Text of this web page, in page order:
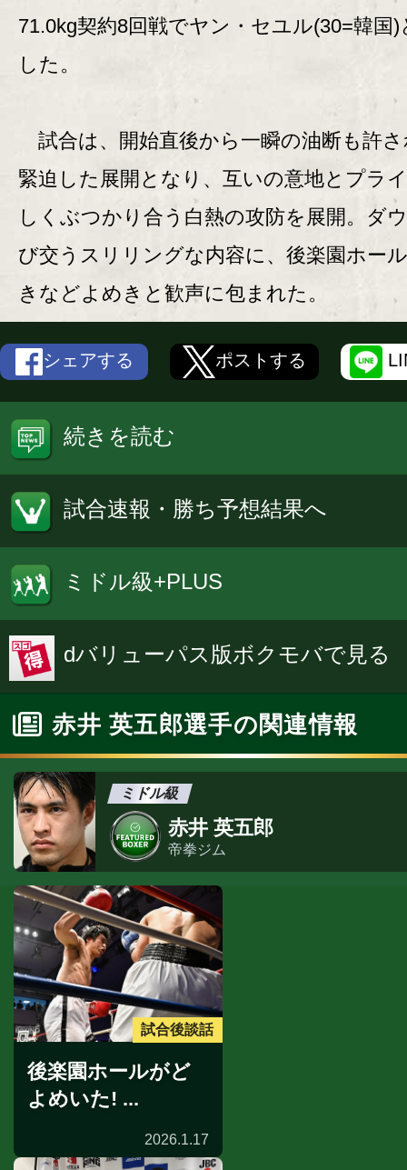
71.0kg契約8回戦でヤン・セユル(30=韓国)
した。
試合は、開始直後から一瞬の油断も許
緊迫した展開となり、互いの意地とプラ
しくぶつかり合う白熱の攻防を展開。ダ
び交うスリリングな内容に、後楽園ホー
きなどよめきと歓声に包まれた。
シェアする ポストする
続きを読む
試合速報・勝ち予想結果へ
ミドル級+PLUS
dバリューパス版ボクモバで見る
赤井 英五郎選手の関連情報
ミドル級
赤井 英五郎
帝拳ジム
試合後談話
後楽園ホールがど
よめいた! ...
2026.1.17